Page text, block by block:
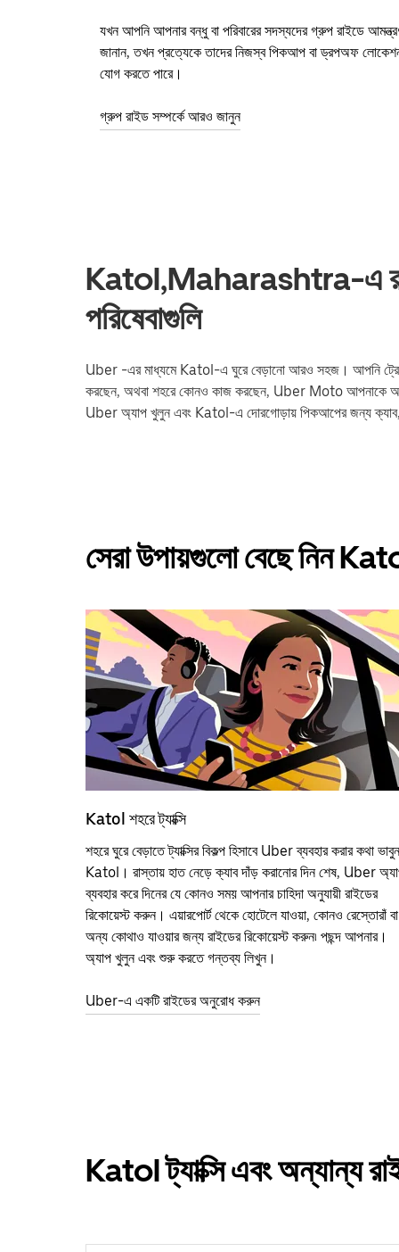
যখন আপনি আপনার বন্ধু বা পরিবারের সদস্যদের গ্রুপ রাইডে
জানান, তখন প্রত্যেকে তাদের নিজস্ব পিকআপ বা ড্রপঅফ
যোগ করতে পারে।
গ্রুপ রাইড সম্পর্কে আরও জানুন
Katol,Maharashtra-এ
পরিষেবাগুলি
Uber -এর মাধ্যমে Katol-এ ঘুরে বেড়ানো আরও সহজ। আপনি ট্রেন
করছেন, অথবা শহরে কোনও কাজ করছেন, Uber Moto আপনাকে
Uber অ্যাপ খুলুন এবং Katol-এ দোরগোড়ায় পিকআপের জন্য
সেরা উপায়গুলো বেছে নিন
Katol শহরে ট্যাক্সি
শহরে ঘুরে বেড়াতে ট্যাক্সির বিকল্প হিসাবে Uber ব্যবহার করার কথা ভাবুন
Katol। রাস্তায় হাত নেড়ে ক্যাব দাঁড় করানোর দিন শেষ, Uber
ব্যবহার করে দিনের যে কোনও সময় আপনার চাহিদা অনুযায়ী রাইডের
রিকোয়েস্ট করুন। এয়ারপোর্ট থেকে হোটেলে যাওয়া, কোনও রেস্তোরাঁ বা
অন্য কোথাও যাওয়ার জন্য রাইডের রিকোয়েস্ট করুন৷ পছন্দ আপনার।
অ্যাপ খুলুন এবং শুরু করতে গন্তব্য লিখুন।
Uber-এ একটি রাইডের অনুরোধ করুন
Katol ট্যাক্সি এবং অন্যান্য